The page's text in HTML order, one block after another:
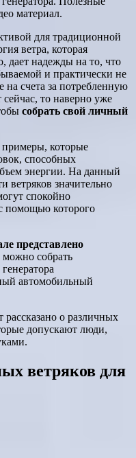
материал.
для традиционной
ветра, которая
дает надежды на то, что
и практически не
на счета за потребленную
то наверно уже
собрать свой личный
примеры, которые
способных
энергии. На данный
значительно
спокойно
помощью которого
представлено
собрать
автомобильный
рассказано о различных
допускают люди,
ветряков для